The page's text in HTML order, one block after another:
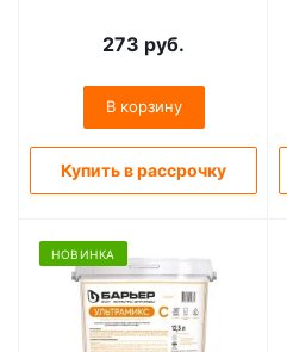
273 руб.
В корзину
Купить в рассрочку
НОВИНКА